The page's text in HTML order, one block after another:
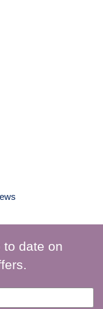
to date on